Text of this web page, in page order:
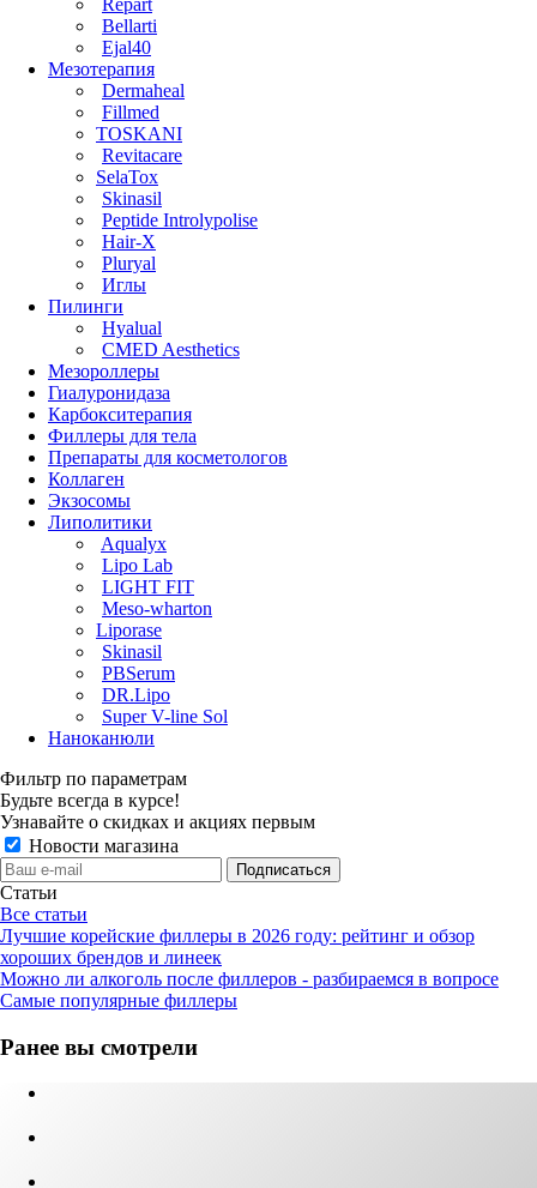
Bellarti
Ejal40
Мезотерапия
Dermaheal
Fillmed
TOSKANI
Revitacare
SelaTox
Skinasil
Peptide Introlypolise
Hair-X
Pluryal
Иглы
Пилинги
Hyalual
CMED Aesthetics
Мезороллеры
Гиалуронидаза
Карбокситерапия
Филлеры для тела
Препараты для косметологов
Коллаген
Экзосомы
Липолитики
Aqualyx
Lipo Lab
LIGHT FIT
Meso-wharton
Liporase
Skinasil
PBSerum
DR.Lipo
Super V-line Sol
Наноканюли
Фильтр по параметрам
Будьте всегда в курсе!
Узнавайте о скидках и акциях первым
Новости магазина
Статьи
Все статьи
Лучшие корейские филлеры в 2026 году: рейтинг и обзор
хороших брендов и линеек
Можно ли алкоголь после филлеров - разбираемся в вопросе
Самые популярные филлеры
Ранее вы смотрели